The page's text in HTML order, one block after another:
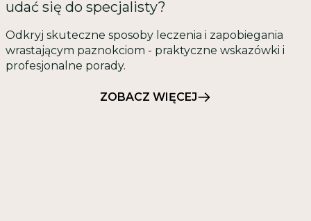
udać się do specjalisty?
Odkryj skuteczne sposoby leczenia i zapobiegania
wrastającym paznokciom - praktyczne wskazówki i
profesjonalne porady.
ZOBACZ WIĘCEJ